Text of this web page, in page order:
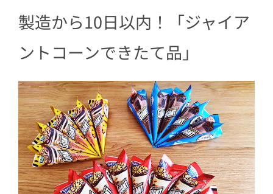
コーンできたて品プレゼントキャンペ
ーン」
製造から10日以内！「ジャイア
ントコーンできたて品」